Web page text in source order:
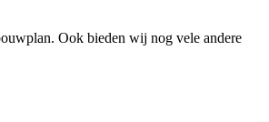
Ook bieden wij nog vele andere